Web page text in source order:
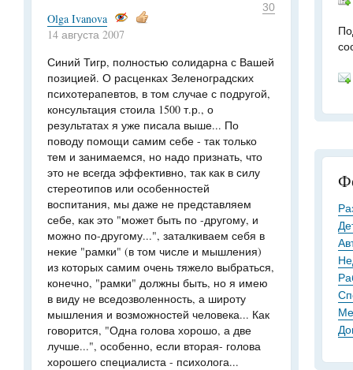
30
Olga Ivanova
14 августа 2007
Синий Тигр, полностью солидарна с Вашей
позицией. О расценках Зеленоградских
психотерапевтов, в том случае с подругой,
консультация стоила 1500 т.р., о
результатах я уже писала выше... По
поводу помощи самим себе - так только
тем и занимаемся, но надо признать, что
это не всегда эффективно, так как в силу
стереотипов или особенностей
воспитания, мы даже не представляем
себе, как это "может быть по -другому, и
можно по-другому...", заталкиваем себя в
некие "рамки" (в том числе и мышления)
из которых самим очень тяжело выбраться,
конечно, "рамки" должны быть, но я имею
в виду не вседозволенность, а широту
мышления и возможностей человека... Как
говорится, "Одна голова хорошо, а две
лучше...", особенно, если вторая- голова
хорошего специалиста - психолога...